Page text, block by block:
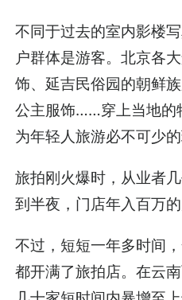
不同于过去的室内影楼
户群体是游客。北京各
饰、延吉民俗园的朝鲜
公主服饰……穿上当地的
为年轻人旅游必不可少的
旅拍刚火爆时，从业者
到半夜，门店年入百万
不过，短短一年多时间
都开满了旅拍店。在云